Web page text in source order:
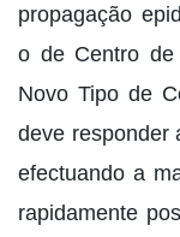
propagação
o de Centro de
Novo Tipo de
deve responder
efectuando a
rapidamente